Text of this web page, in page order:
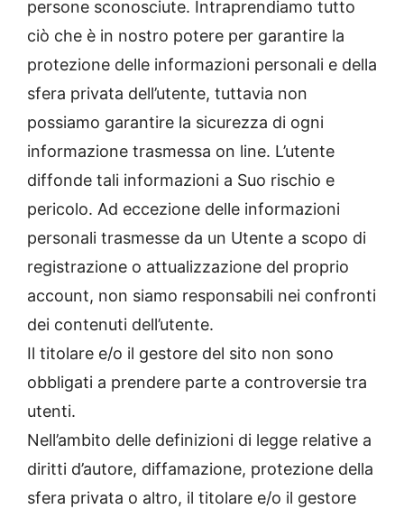
persone sconosciute. Intraprendiamo tutto
ciò che è in nostro potere per garantire la
protezione delle informazioni personali e della
sfera privata dell’utente, tuttavia non
possiamo garantire la sicurezza di ogni
informazione trasmessa on line. L’utente
diffonde tali informazioni a Suo rischio e
pericolo. Ad eccezione delle informazioni
personali trasmesse da un Utente a scopo di
registrazione o attualizzazione del proprio
account, non siamo responsabili nei confronti
dei contenuti dell’utente.
Il titolare e/o il gestore del sito non sono
obbligati a prendere parte a controversie tra
utenti.
Nell’ambito delle definizioni di legge relative a
diritti d’autore, diffamazione, protezione della
sfera privata o altro, il titolare e/o il gestore